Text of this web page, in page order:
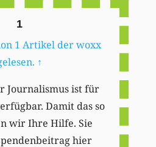
1
1 Artikel der woxx
↑
Journalismus ist für
Damit das so
wir Ihre Hilfe. Sie
hier